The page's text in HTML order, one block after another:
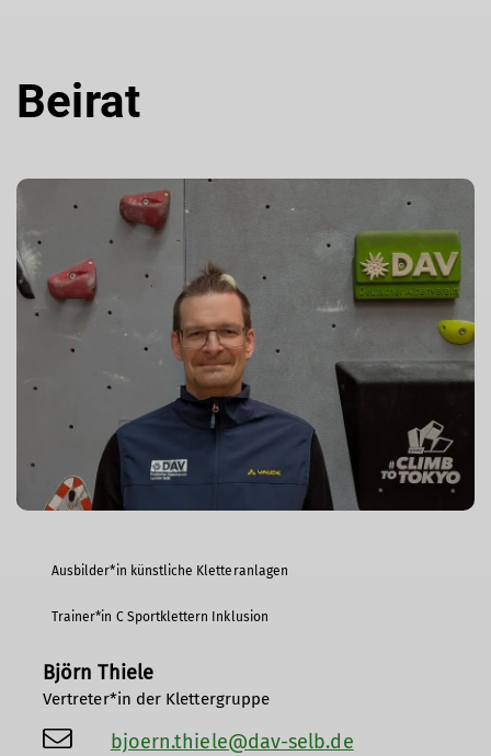
Beirat
Ausbilder*in künstliche Kletteranlagen
Trainer*in C Sportklettern Inklusion
Björn Thiele
Vertreter*in der Klettergruppe
bjoern.thiele@dav-selb.de